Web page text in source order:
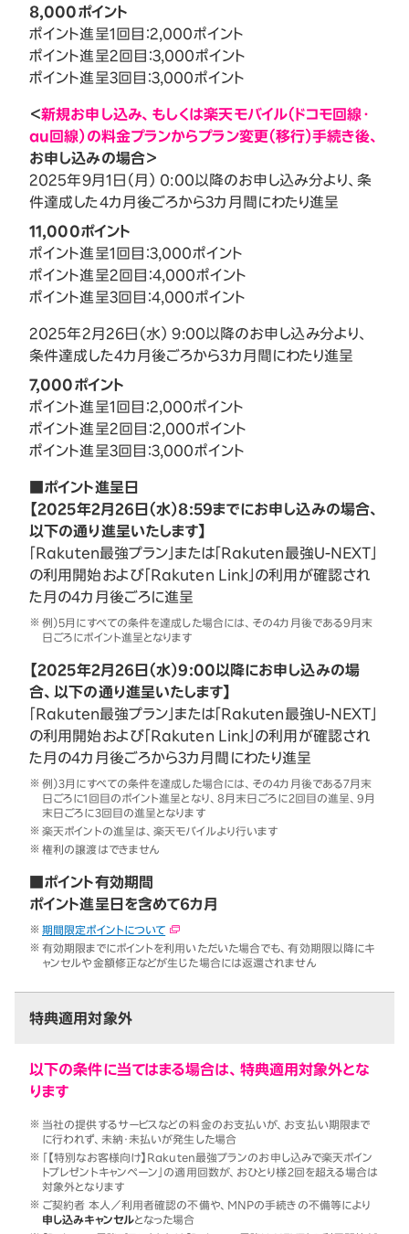
8,000ポイント
ポイント進呈1回目：2,000ポイント
ポイント進呈2回目：3,000ポイント
ポイント進呈3回目：3,000ポイント
＜新規お申し込み、もしくは楽天モバイル（ドコモ回線・
au回線）の料金プランからプラン変更（移行）手続き後、
お申し込みの場合＞
2025年9月1日（月） 0:00以降のお申し込み分より、条
件達成した4カ月後ごろから3カ月間にわたり進呈
11,000ポイント
ポイント進呈1回目：3,000ポイント
ポイント進呈2回目：4,000ポイント
ポイント進呈3回目：4,000ポイント
2025年2月26日（水） 9:00以降のお申し込み分より、
条件達成した4カ月後ごろから3カ月間にわたり進呈
7,000ポイント
ポイント進呈1回目：2,000ポイント
ポイント進呈2回目：2,000ポイント
ポイント進呈3回目：3,000ポイント
■ポイント進呈日
【2025年2月26日（水）8:59までにお申し込みの場合、
以下の通り進呈いたします】
「Rakuten最強プラン」または「Rakuten最強U-NEXT」
の利用開始および「Rakuten Link」の利用が確認され
た月の4カ月後ごろに進呈
例）5月にすべての条件を達成した場合には、その4カ月後である9月末
日ごろにポイント進呈となります
【2025年2月26日（水）9:00以降にお申し込みの場
合、以下の通り進呈いたします】
「Rakuten最強プラン」または「Rakuten最強U-NEXT」
の利用開始および「Rakuten Link」の利用が確認され
た月の4カ月後ごろから3カ月間にわたり進呈
例）3月にすべての条件を達成した場合には、その4カ月後である7月末
日ごろに1回目のポイント進呈となり、8月末日ごろに2回目の進呈、9月
末日ごろに3回目の進呈となります
楽天ポイントの進呈は、楽天モバイルより行います
権利の譲渡はできません
■ポイント有効期間
ポイント進呈日を含めて6カ月
期間限定ポイントについて
有効期限までにポイントを利用いただいた場合でも、有効期限以降にキ
ャンセルや金額修正などが生じた場合には返還されません
特典適用対象外
以下の条件に当てはまる場合は、特典適用対象外とな
ります
当社の提供するサービスなどの料金のお支払いが、お支払い期限まで
に行われず、未納・未払いが発生した場合
「【特別なお客様向け】Rakuten最強プランのお申し込みで楽天ポイン
トプレゼントキャンペーン」の適用回数が、おひとり様2回を超える場合は
対象外となります
ご契約者 本人／利用者確認の不備や、MNPの手続きの不備等により
申し込みキャンセルとなった場合